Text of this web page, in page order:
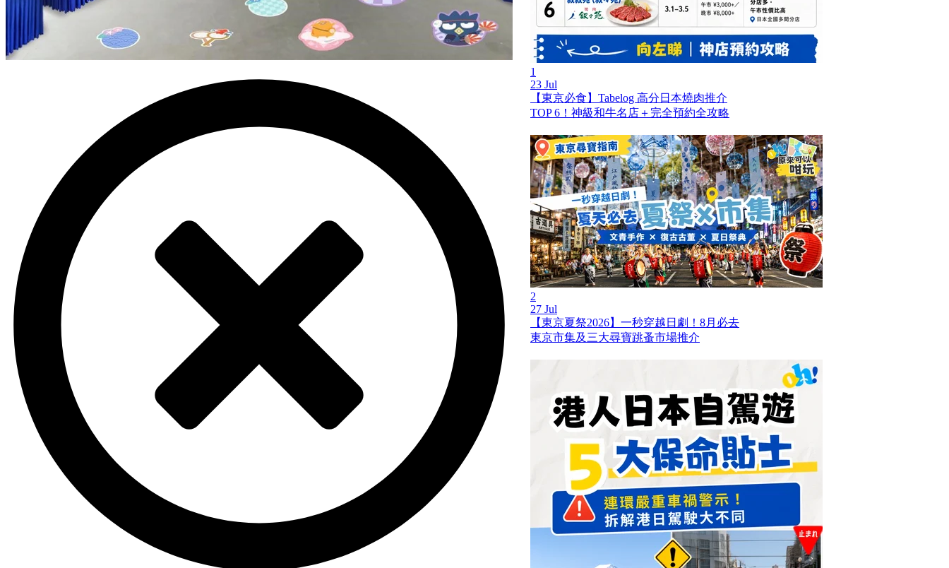
1
23 Jul
【東京必食】Tabelog 高分日本燒肉推介
TOP 6！神級和牛名店＋完全預約全攻略
2
27 Jul
【東京夏祭2026】一秒穿越日劇！8月必去
東京市集及三大尋寶跳蚤市場推介